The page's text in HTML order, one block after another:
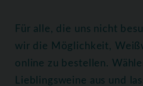
Für alle, die uns nicht
wir die Möglichkeit,
online zu bestellen.
Lieblingsweine aus und